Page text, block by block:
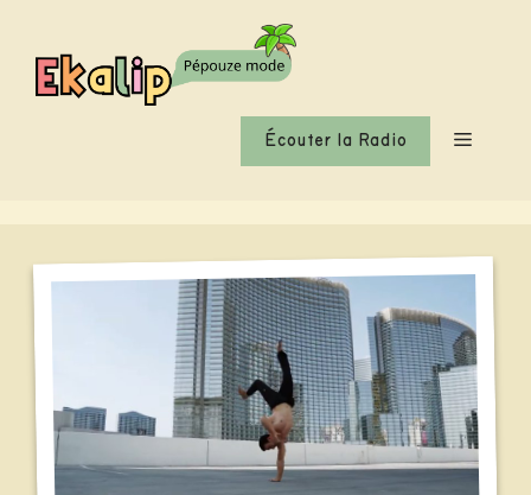
contenu
Écouter la Radio Menu